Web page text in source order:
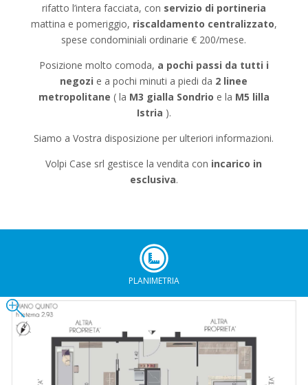
rifatto l’intera facciata, con servizio di portineria
mattina e pomeriggio, riscaldamento centralizzato,
spese condominiali ordinarie € 200/mese.
Posizione molto comoda, a pochi passi da tutti i
negozi e a pochi minuti a piedi da 2 linee
metropolitane ( la M3 gialla Sondrio e la M5 lilla
Istria ).
Siamo a Vostra disposizione per ulteriori informazioni.
Volpi Case srl gestisce la vendita con incarico in
esclusiva.
PLANIMETRIA